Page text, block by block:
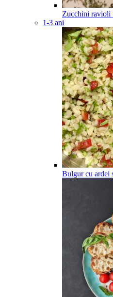
Zucchini ravioli
1-3 ani
Bulgur cu ardei